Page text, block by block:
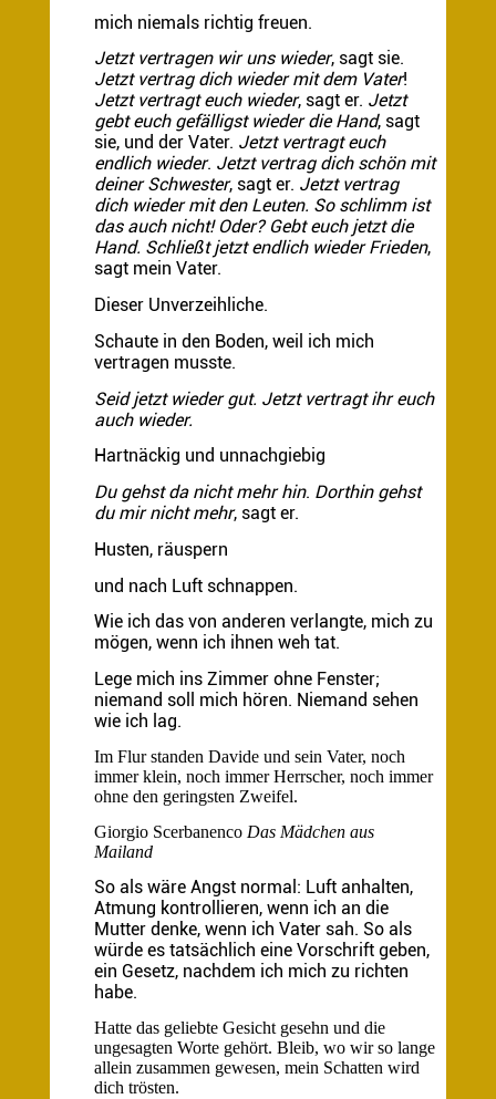
mich niemals richtig freuen.
Jetzt vertragen wir uns wieder, sagt sie.
Jetzt vertrag dich wieder mit dem Vater!
Jetzt vertragt euch wieder, sagt er. Jetzt
gebt euch gefälligst wieder die Hand, sagt
sie, und der Vater. Jetzt vertragt euch
endlich wieder. Jetzt vertrag dich schön mit
deiner Schwester, sagt er. Jetzt vertrag
dich wieder mit den Leuten. So schlimm ist
das auch nicht! Oder? Gebt euch jetzt die
Hand. Schließt jetzt endlich wieder Frieden,
sagt mein Vater.
Dieser Unverzeihliche.
Schaute in den Boden, weil ich mich
vertragen musste.
Seid jetzt wieder gut. Jetzt vertragt ihr euch
auch wieder.
Hartnäckig und unnachgiebig
Du gehst da nicht mehr hin. Dorthin gehst
du mir nicht mehr, sagt er.
Husten, räuspern
und nach Luft schnappen.
Wie ich das von anderen verlangte, mich zu
mögen, wenn ich ihnen weh tat.
Lege mich ins Zimmer ohne Fenster;
niemand soll mich hören. Niemand sehen
wie ich lag.
Im Flur standen Davide und sein Vater, noch
immer klein, noch immer Herrscher, noch immer
ohne den geringsten Zweifel.
Giorgio Scerbanenco Das Mädchen aus
Mailand
So als wäre Angst normal: Luft anhalten,
Atmung kontrollieren, wenn ich an die
Mutter denke, wenn ich Vater sah. So als
würde es tatsächlich eine Vorschrift geben,
ein Gesetz, nachdem ich mich zu richten
habe.
Hatte das geliebte Gesicht gesehn und die
ungesagten Worte gehört. Bleib, wo wir so lange
allein zusammen gewesen, mein Schatten wird
dich trösten.